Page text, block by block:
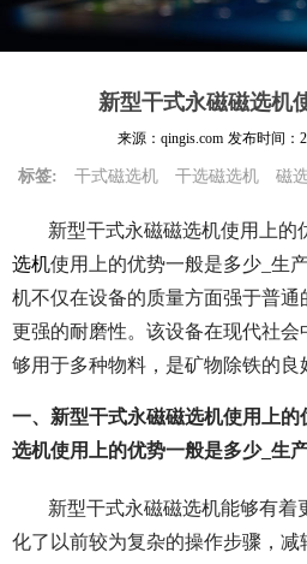
新型干式永磁磁选机
来源：qingis.com 发布时间：
标签: 干式磁选机 干选磁选机 磁
新型干式永磁磁选机使用上的
选机使用上的优势一般是多少_生产
机不仅在设备的质量方面强于普
更强的耐磨性。该设备在现代社
够用于多种物料，是矿物除铁的良
一、新型干式永磁磁选机使用上
选机使用上的优势一般是多少_生
新型干式永磁磁选机能够有着
化了以前较为复杂的操作步骤，减